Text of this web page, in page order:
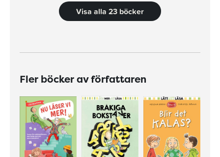
Visa alla 23 böcker
Fler böcker av författaren